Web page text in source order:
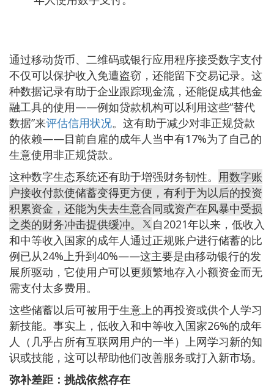
通过移动货币、二维码或银行应用程序接受数字支付
不仅可以保护收入免遭盗窃，还能留下交易记录。这
种数据记录有助于企业跟踪现金流，还能促成其他金
融工具的使用——例如贷款机构可以利用这些“替代
数据”来评估信用状况。这有助于减少对非正规贷款
的依赖——目前自雇的成年人当中有17%为了自己的
生意使用非正规贷款。
这种数字生态系统还有助于增强财务韧性。 用数字账
户接收付款使储蓄变得更方便，有利于为以后的投资
积累资金，还能为失去生意合同或资产在风暴中受损
之类的财务冲击提供缓冲。
自2021年以来，低收入
和中等收入国家的成年人通过正规账户进行储蓄的比
例已从24%上升到40%——这主要是由移动银行的发
展所驱动，它使用户可以更频繁地存入小额资金而无
需支付太多费用。
这些储蓄以后可被用于生意上的再投资或供个人学习
新技能。事实上，低收入和中等收入国家26%的成年
人（几乎占所有互联网用户的一半）上网学习新的知
识或技能，这可以帮助他们改善服务或打入新市场。
弥补差距：挑战依然存在